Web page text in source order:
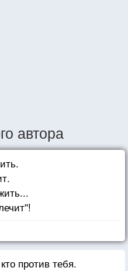
автора
против тебя.